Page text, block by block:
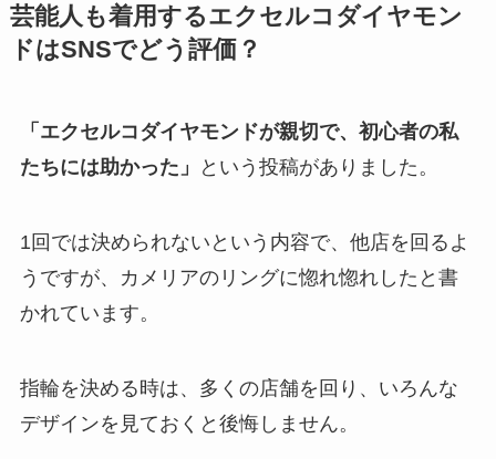
芸能人も着用するエクセルコダイヤモン
ドはSNSでどう評価？
「エクセルコダイヤモンドが親切で、初心者の私
たちには助かった」
という投稿がありました。
1回では決められないという内容で、他店を回るよ
うですが、カメリアのリングに惚れ惚れしたと書
かれています。
指輪を決める時は、多くの店舗を回り、いろんな
デザインを見ておくと後悔しません。